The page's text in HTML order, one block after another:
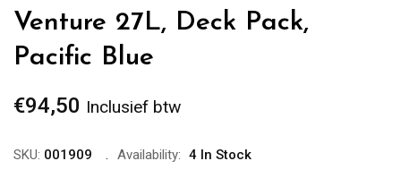
Venture 27L, Deck Pack,
Pacific Blue
€94,50 Inclusief btw
SKU: 001909 Availability: 4 In Stock